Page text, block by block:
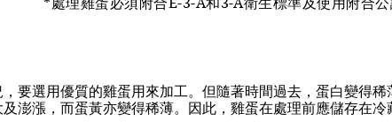
要選用優質的雞蛋用來加工。但隨著時間過去，蛋白變得
澎漲，而蛋黃亦變得稀薄。因此，雞蛋在處理前應儲存在冷